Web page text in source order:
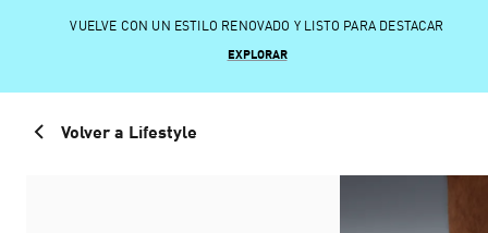
VUELVE CON UN ESTILO RENOVADO Y LISTO PARA DESTACAR
EXPLORAR
Volver a Lifestyle